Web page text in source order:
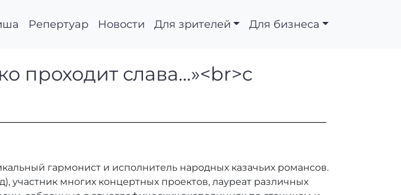
Репертуар Новости Для зрителей Для бизнеса
проходит слава…»
проходит слава…»<br>с
гармонист и исполнитель народных казачьих романсов.
участник многих концертных проектов, лауреат различных